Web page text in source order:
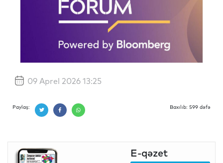
09 Aprel 2026 13:25
Paylaş: Baxılıb: 599 dəfə
E-qəzet